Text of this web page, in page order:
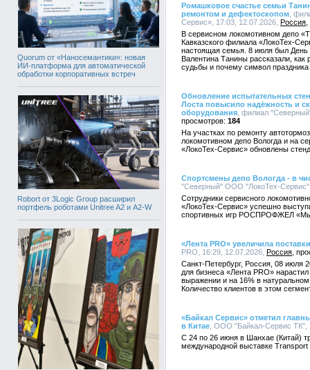
Quorum от «Наносемантики»: новая
ИИ-платформа для автоматической
обработки корпоративных встреч
Robort от 3Logic Group расширил
портфель роботами Unitree A2 и A2-W
Ромашковое счастье семьи
ремонтом и дефектоскопом ,
Сервис», 17:03, 12.07.2026, Россия
В сервисном локомотивном депо
Кавказского филиала «ЛокоТех-
настоящая семья. 8 июля был
Валентина Танины рассказали, как
судьбы и почему символ
Обновление испытательных
Лоста повысило надёжность и
оборудования , филиал
184
На участках по ремонту
локомотивном депо Вологда и на
«ЛокоТех-Сервис» обновлены
Спортсмены депо Вологда - в
"Северный" ООО "ЛокоТех-
Сотрудники сервисного
«ЛокоТех-Сервис» успешно
спортивных игр РОСПРОФЖЕЛ
«Лента PRO» увеличила
PRO, 16:29, 12.07.2026, Россия
Санкт-Петербург, Россия, 08 июля
для бизнеса «Лента PRO»
выражении и на 16% в
Количество клиентов в этом
«Байкал Сервис» отметил
в Китае , ООО "Байкал-Сервис ТК",
С 24 по 26 июня в Шанхае (Китай)
международной выставке Transport